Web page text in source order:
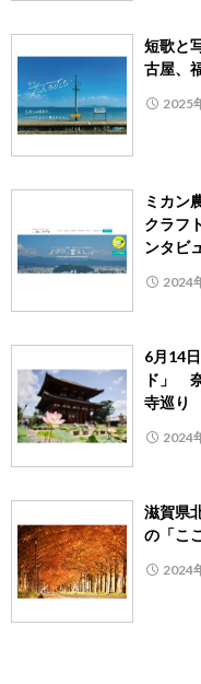
短歌と
古屋、
2025
ミカン
クラフ
ンタビ
2024
6月14
ド」
寺巡り
2024
滋賀県
の「こ
2024